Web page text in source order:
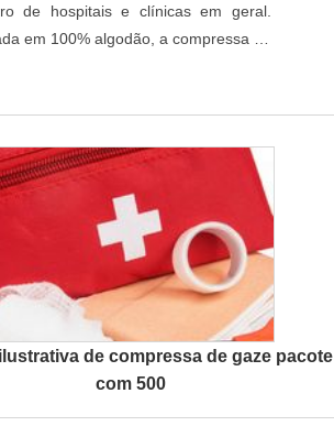
de hospitais e clínicas em geral.
em 100% algodão, a compressa de
Esterilizada; É um material com
espessuras; Possui excelent...
de compressa de gaze pacote
com 500